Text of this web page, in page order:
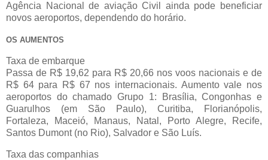
Agência Nacional de aviação Civil ainda pode beneficiar
novos aeroportos, dependendo do horário.
OS AUMENTOS
Taxa de embarque
Passa de R$ 19,62 para R$ 20,66 nos voos nacionais e de
R$ 64 para R$ 67 nos internacionais. Aumento vale nos
aeroportos do chamado Grupo 1: Brasília, Congonhas e
Guarulhos (em São Paulo), Curitiba, Florianópolis,
Fortaleza, Maceió, Manaus, Natal, Porto Alegre, Recife,
Santos Dumont (no Rio), Salvador e São Luís.
Taxa das companhias